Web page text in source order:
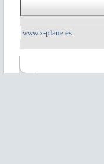
www.x-plane.es